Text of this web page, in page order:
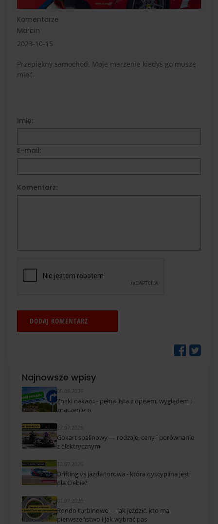
Komentarze
Marcin
2023-10-15
Przepiękny samochód. Moje marzenie kiedyś go muszę
mieć.
Imię:
E-mail:
Komentarz:
Najnowsze wpisy
05.08.2026
Znaki nakazu - pełna lista z opisem, wyglądem i
znaczeniem
Gokart spalinowy — rodzaje, ceny i porównanie
z elektrycznym
Drifting vs jazda torowa - która dyscyplina jest
dla Ciebie?
Rondo turbinowe — jak jeździć, kto ma
pierwszeństwo i jak wybrać pas